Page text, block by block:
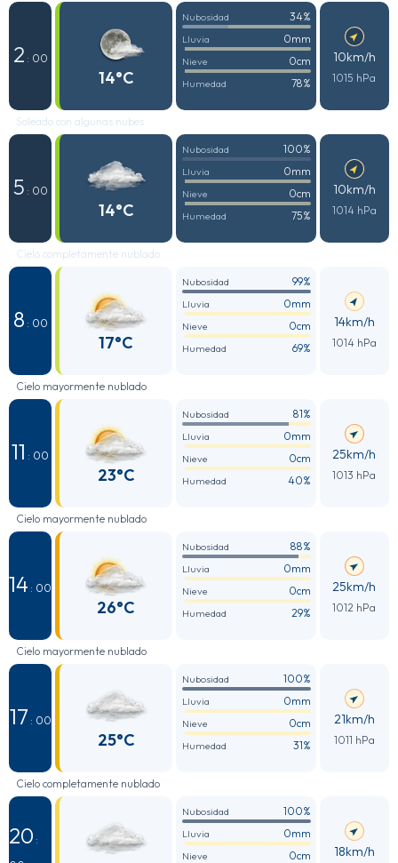
2 : 00
14°C
Nubosidad 34%
Lluvia 0mm
Nieve 0cm
Humedad 78%
10km/h
1015 hPa
Soleado con algunas nubes
5 : 00
14°C
Nubosidad 100%
Lluvia 0mm
Nieve 0cm
Humedad 75%
10km/h
1014 hPa
Cielo completamente nublado
8 : 00
17°C
Nubosidad 99%
Lluvia 0mm
Nieve 0cm
Humedad 69%
14km/h
1014 hPa
Cielo mayormente nublado
11 : 00
23°C
Nubosidad 81%
Lluvia 0mm
Nieve 0cm
Humedad 40%
25km/h
1013 hPa
Cielo mayormente nublado
14 : 00
26°C
Nubosidad 88%
Lluvia 0mm
Nieve 0cm
Humedad 29%
25km/h
1012 hPa
Cielo mayormente nublado
17 : 00
25°C
Nubosidad 100%
Lluvia 0mm
Nieve 0cm
Humedad 31%
21km/h
1011 hPa
Cielo completamente nublado
20 :
Nubosidad 100%
Lluvia 0mm
Nieve 0cm 18km/h